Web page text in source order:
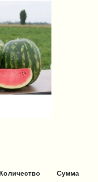
Количество Сумма